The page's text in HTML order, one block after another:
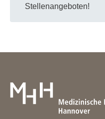
Stellenangeboten!